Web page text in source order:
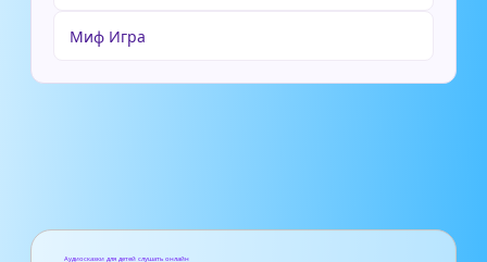
Миф Игра
Аудиосказки для детей слушать онлайн